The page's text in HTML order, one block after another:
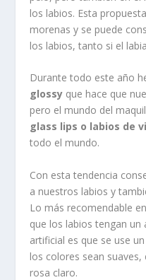
los labios. Esta
morenas y se puede
los labios, tanto si el
Durante todo este año
glossy que hace que
pero el mundo del
glass lips o labios de
todo el mundo.
Con esta tendencia
a nuestros labios y
Lo más recomendable
que los labios tengan
artificial es que se use
los colores sean
rosa claro.